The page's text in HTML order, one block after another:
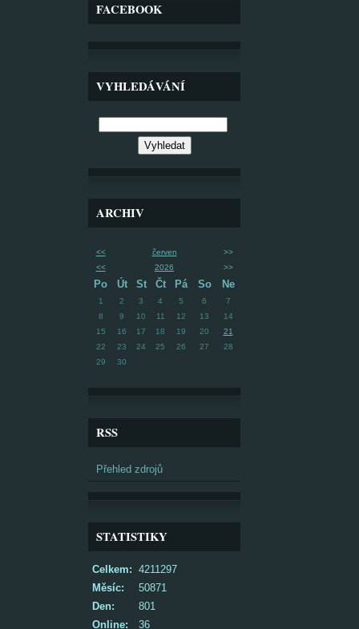
FACEBOOK
VYHLEDÁVÁNÍ
ARCHIV
<< červen
>>
<<
2026 >>
Po Út St Čt Pá So Ne
1 2 3 4 5 6
7
8
9 10 11 12 13
14
15
16 17 18 19 20
21
22
23 24 25 26 27
28
29
30
RSS
Přehled zdrojů
STATISTIKY
Online: 36
Celkem: 4211297
Měsíc:
50871
Den:
801